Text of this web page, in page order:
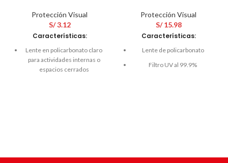
Protección Visual
S/3.12
Características:
Lente en policarbonato claro
para actividades internas o
espacios cerrados
Patillas retráctiles para
Protección Visual
S/15.98
Características:
Lente de policarbonato
Filtro UV al 99.9%